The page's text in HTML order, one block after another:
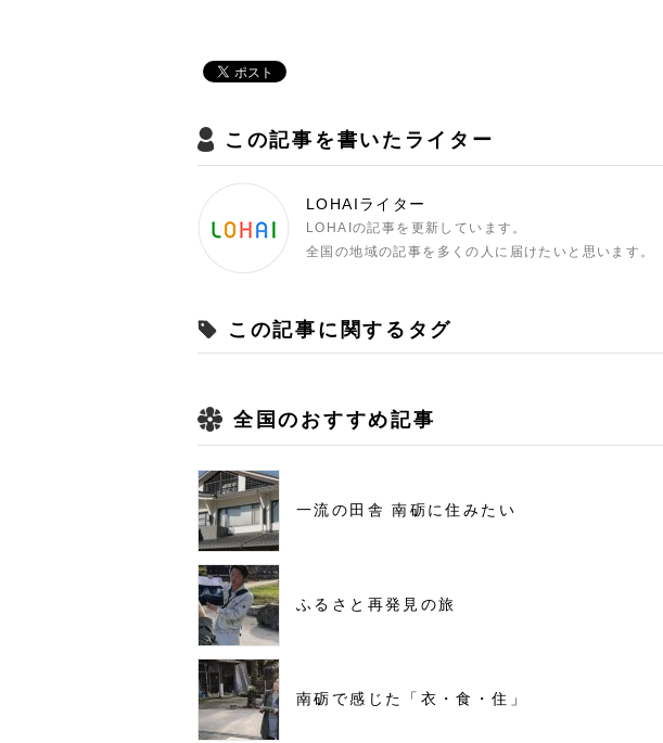
この記事を書いたライター
LOHAIライター
LOHAIの記事を更新しています。
全国の地域の記事を多くの人に届けたいと思います。
この記事に関するタグ
全国のおすすめ記事
一流の田舎 南砺に住みたい
ふるさと再発見の旅
南砺で感じた「衣・食・住」